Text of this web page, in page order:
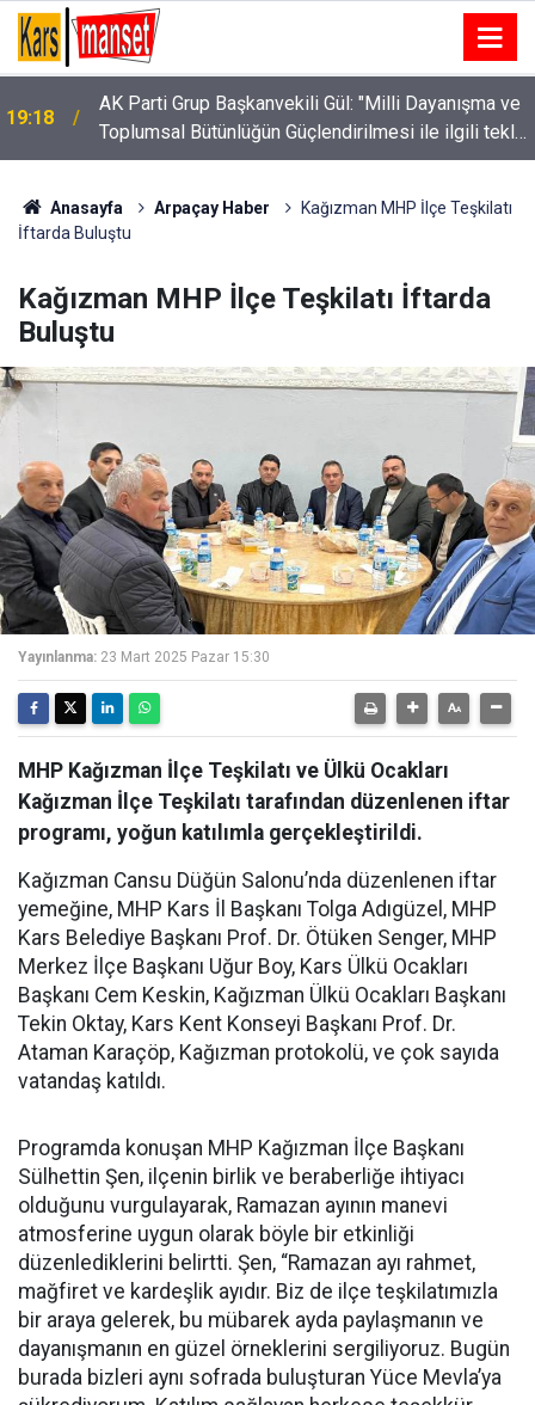
19:18
AK Parti Grup Başkanvekili Gül: "Milli Dayanışma ve
Toplumsal Bütünlüğün Güçlendirilmesi ile ilgili teklif
milletimizin teklifidir"
Anasayfa Arpaçay Haber
Kağızman MHP İlçe Teşkilatı
İftarda Buluştu
Kağızman MHP İlçe Teşkilatı İftarda
Buluştu
Yayınlanma: 23 Mart 2025 Pazar 15:30
MHP Kağızman İlçe Teşkilatı ve Ülkü Ocakları
Kağızman İlçe Teşkilatı tarafından düzenlenen iftar
programı, yoğun katılımla gerçekleştirildi.
Kağızman Cansu Düğün Salonu’nda düzenlenen iftar
yemeğine, MHP Kars İl Başkanı Tolga Adıgüzel, MHP
Kars Belediye Başkanı Prof. Dr. Ötüken Senger, MHP
Merkez İlçe Başkanı Uğur Boy, Kars Ülkü Ocakları
Başkanı Cem Keskin, Kağızman Ülkü Ocakları Başkanı
Tekin Oktay, Kars Kent Konseyi Başkanı Prof. Dr.
Ataman Karaçöp, Kağızman protokolü, ve çok sayıda
vatandaş katıldı.
Programda konuşan MHP Kağızman İlçe Başkanı
Sülhettin Şen, ilçenin birlik ve beraberliğe ihtiyacı
olduğunu vurgulayarak, Ramazan ayının manevi
atmosferine uygun olarak böyle bir etkinliği
düzenlediklerini belirtti. Şen, “Ramazan ayı rahmet,
mağfiret ve kardeşlik ayıdır. Biz de ilçe teşkilatımızla
bir araya gelerek, bu mübarek ayda paylaşmanın ve
dayanışmanın en güzel örneklerini sergiliyoruz. Bugün
burada bizleri aynı sofrada buluşturan Yüce Mevla’ya